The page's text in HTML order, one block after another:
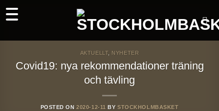
to
AKTUELLT, NYHETER
Covid19: nya rekommendationer träning
och tävling
POSTED ON2020-12-11 BYSTOCKHOLMBASKET